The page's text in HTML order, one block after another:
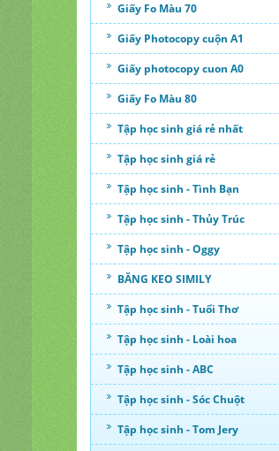
Giấy Fo Màu 70
Giấy Photocopy cuộn A1
Giấy photocopy cuon A0
Giấy Fo Màu 80
Tập học sinh giá rẻ nhất
Tập học sinh giá rẻ
Tập học sinh - Tình Bạn
Tập học sinh - Thủy Trúc
Tập học sinh - Oggy
BĂNG KEO SIMILY
Tập học sinh - Tuổi Thơ
Tập học sinh - Loài hoa
Tập học sinh - ABC
Tập học sinh - Sóc Chuột
Tập học sinh - Tom Jery